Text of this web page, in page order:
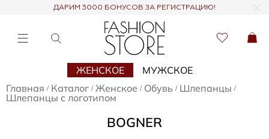
ДАРИМ 3000 БОНУСОВ ЗА РЕГИСТРАЦИЮ!
ЖЕНСКОЕ
МУЖСКОЕ
Главная / Каталог / Женское / Обувь / Шлепанцы /
Шлепанцы с логотипом
BOGNER